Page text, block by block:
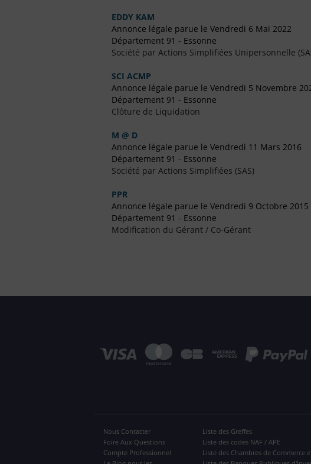
EDDY KAM
Annonce légale parue le Vendredi 6 Mai 2022
Département 91 - Essonne
Société par Actions Simplifiées Unipersonnelle
SCI ACMP
Annonce légale parue le Vendredi 5 Novembre
Département 91 - Essonne
Clôture de Liquidation
M @ D
Annonce légale parue le Vendredi 11 Mars 2016
Département 91 - Essonne
Société par Actions Simplifiées (SAS)
PPR
Annonce légale parue le Vendredi 9 Octobre 2015
Département 91 - Essonne
Modification du Gérant / Co-Gérant
Nous Contacter
Foire Aux Questions
Compte Professionnel
Liste des Greffes
Liste des codes NAF / APE
Liste des Chambres de Commerce